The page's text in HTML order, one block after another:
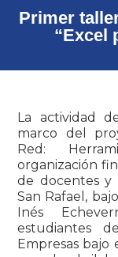
Primer
“Excel
La actividad
marco del
Red:
organización
de docentes y
San Rafael,
Inés
estudiantes
Empresas bajo